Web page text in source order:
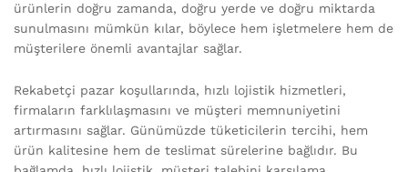
ürünlerin doğru zamanda, doğru yerde ve doğru miktarda
sunulmasını mümkün kılar, böylece hem işletmelere hem de
müşterilere önemli avantajlar sağlar.
Rekabetçi pazar koşullarında, hızlı lojistik hizmetleri,
firmaların farklılaşmasını ve müşteri memnuniyetini
artırmasını sağlar. Günümüzde tüketicilerin tercihi, hem
ürün kalitesine hem de teslimat sürelerine bağlıdır. Bu